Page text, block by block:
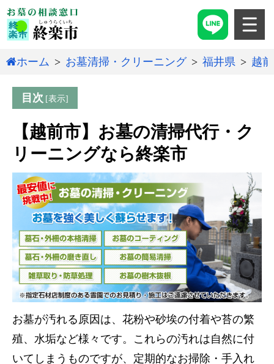
ホーム お墓清掃・クリーニング 福井県 越
目次
【越前市】お墓の清掃代行・ク
リーニングなら終楽市
お墓が汚れる原因は、花粉や砂埃の付着や苔の繁
殖、水垢など様々です。これらの汚れは自然に付
いてしまうものですが、定期的なお掃除・手入れ